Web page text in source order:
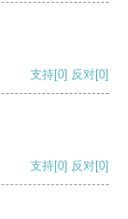
支持[0] 反对[0]
支持[0] 反对[0]